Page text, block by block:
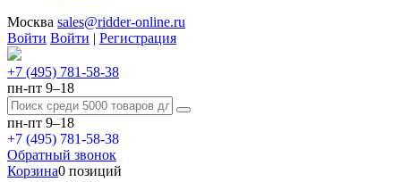
Москва sales@ridder-online.ru
Войти Войти | Регистрация
+7 (495) 781-58-38
пн-пт 9–18
пн-пт 9–18
+7 (495) 781-58-38
Обратный звонок
Корзина0 позиций